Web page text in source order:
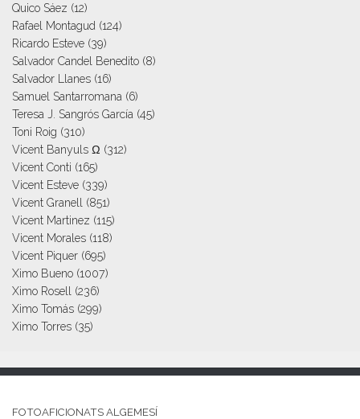
Quico Sáez (12)
Rafael Montagud (124)
Ricardo Esteve (39)
Salvador Candel Benedito (8)
Salvador Llanes (16)
Samuel Santarromana (6)
Teresa J. Sangrós García (45)
Toni Roig (310)
Vicent Banyuls Ω (312)
Vicent Conti (165)
Vicent Esteve (339)
Vicent Granell
(851)
Vicent Martinez (115)
Vicent Morales (118)
Vicent Piquer (695)
Ximo Bueno (1007)
Ximo Rosell
(236)
Ximo Tomás (299)
Ximo Torres (35)
FOTOAFICIONATS ALGEMESÍ